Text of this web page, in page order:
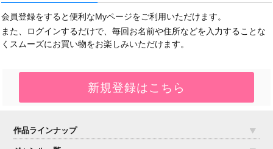
会員登録をすると便利なMyページをご利用いただけます。
また、ログインするだけで、毎回お名前や住所などを入力することな
くスムーズにお買い物をお楽しみいただけます。
作品ラインナップ